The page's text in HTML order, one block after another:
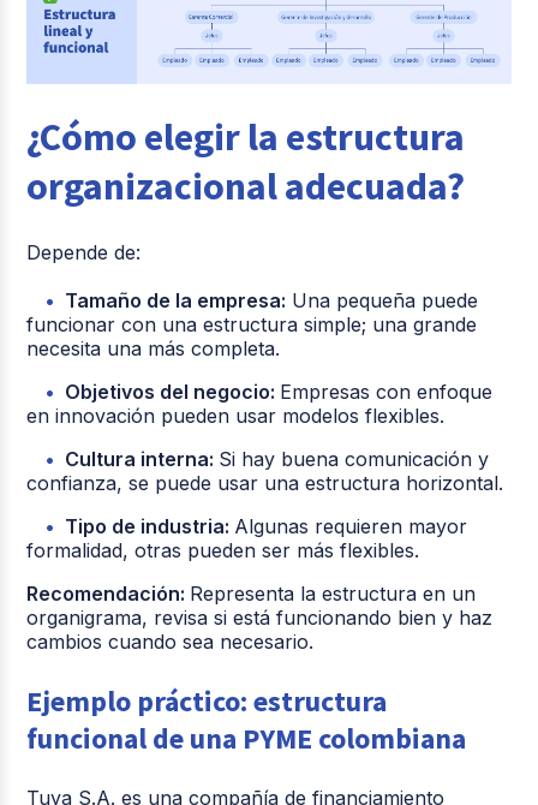
¿Cómo elegir la estructura
organizacional adecuada?
Depende de:
Tamaño de la empresa: Una pequeña puede
funcionar con una estructura simple; una grande
necesita una más completa.
Objetivos del negocio: Empresas con enfoque
en innovación pueden usar modelos flexibles.
Cultura interna: Si hay buena comunicación y
confianza, se puede usar una estructura horizontal.
Tipo de industria: Algunas requieren mayor
formalidad, otras pueden ser más flexibles.
Recomendación: Representa la estructura en un
organigrama, revisa si está funcionando bien y haz
cambios cuando sea necesario.
Ejemplo práctico: estructura
funcional de una PYME colombiana
Tuya S.A. es una compañía de financiamiento